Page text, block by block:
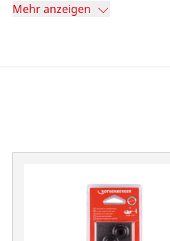
Mehr anzeigen